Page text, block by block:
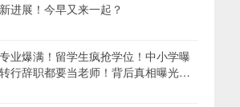
进展！今早又来一起？
业爆满！留学生疯抢学位！中小学曝
行辞职都要当老师！背后真相曝光…